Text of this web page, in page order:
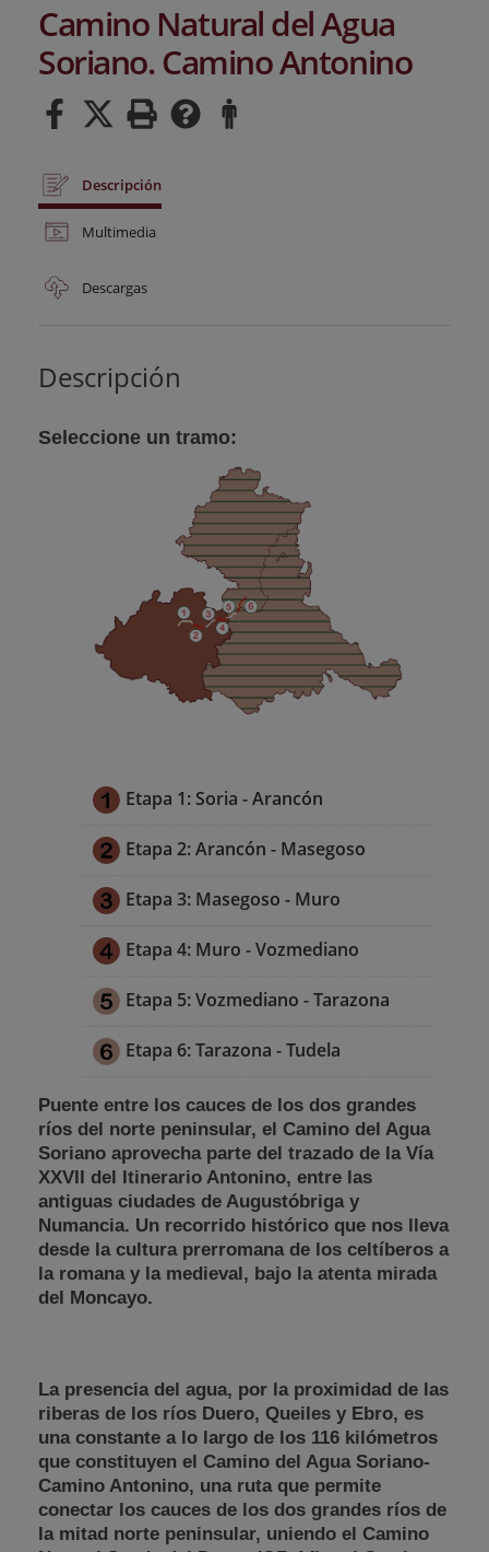
Camino Natural del Agua
Soriano. Camino Antonino
Descripción
Multimedia
Descargas
Descripción
Seleccione un tramo:
Etapa 1: Soria - Arancón
Etapa 2: Arancón - Masegoso
Etapa 3: Masegoso - Muro
Etapa 4: Muro - Vozmediano
Etapa 5: Vozmediano - Tarazona
Etapa 6: Tarazona - Tudela
Puente entre los cauces de los dos grandes
ríos del norte peninsular, el Camino del Agua
Soriano aprovecha parte del trazado de la Vía
XXVII del Itinerario Antonino, entre las
antiguas ciudades de Augustóbriga y
Numancia. Un recorrido histórico que nos lleva
desde la cultura prerromana de los celtíberos a
la romana y la medieval, bajo la atenta mirada
del Moncayo.
La presencia del agua, por la proximidad de las
riberas de los ríos Duero, Queiles y Ebro, es
una constante a lo largo de los 116 kilómetros
que constituyen el Camino del Agua Soriano-
Camino Antonino, una ruta que permite
conectar los cauces de los dos grandes ríos de
la mitad norte peninsular, uniendo el Camino